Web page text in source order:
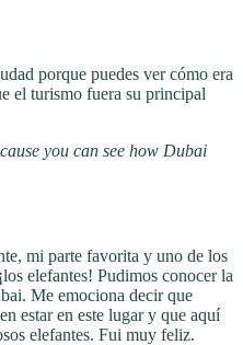
porque puedes ver cómo era
el turismo fuera su principal
you can see how Dubai
mi parte favorita y uno de los
elefantes! Pudimos conocer la
Me emociona decir que
estar en este lugar y que aquí
elefantes. Fui muy feliz.